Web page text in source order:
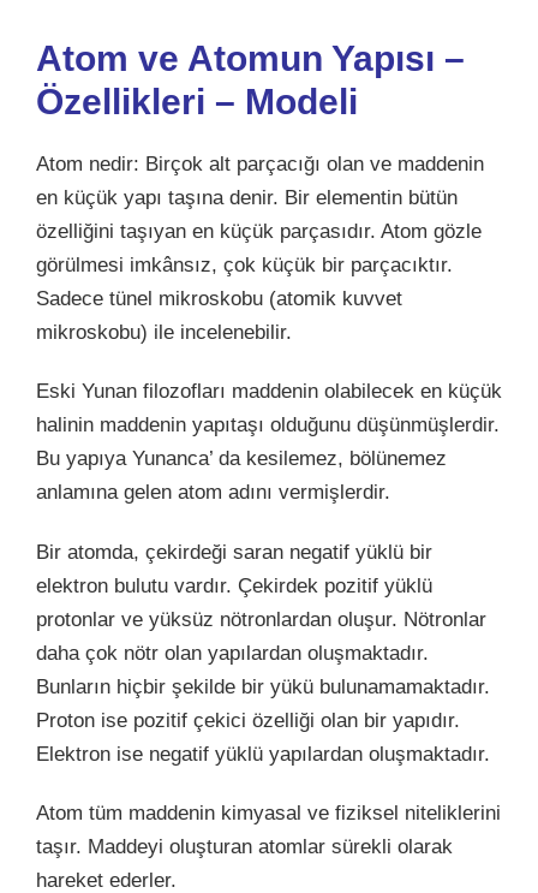
Atom ve Atomun Yapısı –
Özellikleri – Modeli
Atom nedir: Birçok alt parçacığı olan ve maddenin
en küçük yapı taşına denir. Bir elementin bütün
özelliğini taşıyan en küçük parçasıdır. Atom gözle
görülmesi imkânsız, çok küçük bir parçacıktır.
Sadece tünel mikroskobu (atomik kuvvet
mikroskobu) ile incelenebilir.
Eski Yunan filozofları maddenin olabilecek en küçük
halinin maddenin yapıtaşı olduğunu düşünmüşlerdir.
Bu yapıya Yunanca’ da kesilemez, bölünemez
anlamına gelen atom adını vermişlerdir.
Bir atomda, çekirdeği saran negatif yüklü bir
elektron bulutu vardır. Çekirdek pozitif yüklü
protonlar ve yüksüz nötronlardan oluşur. Nötronlar
daha çok nötr olan yapılardan oluşmaktadır.
Bunların hiçbir şekilde bir yükü bulunamamaktadır.
Proton ise pozitif çekici özelliği olan bir yapıdır.
Elektron ise negatif yüklü yapılardan oluşmaktadır.
Atom tüm maddenin kimyasal ve fiziksel niteliklerini
taşır. Maddeyi oluşturan atomlar sürekli olarak
hareket ederler.